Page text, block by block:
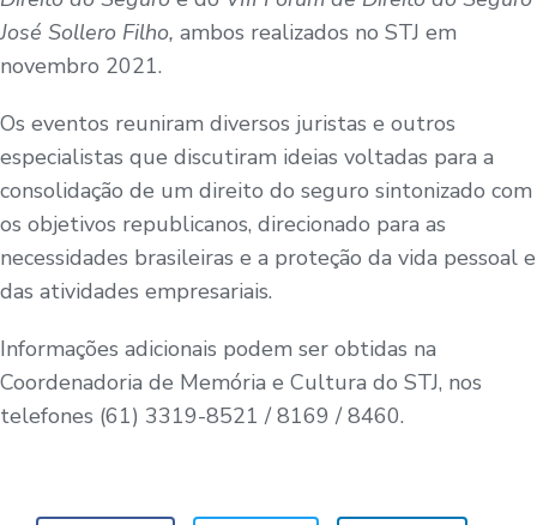
José Sollero Filho, ambos realizados no STJ em
novembro 2021.
Os eventos reuniram diversos juristas e outros
especialistas que discutiram ideias voltadas para a
consolidação de um direito do seguro sintonizado com
os objetivos republicanos, direcionado para as
necessidades brasileiras e a proteção da vida pessoal e
das atividades empresariais.
Informações adicionais podem ser obtidas na
Coordenadoria de Memória e Cultura do STJ, nos
telefones (61) 3319-8521 / 8169 / 8460.